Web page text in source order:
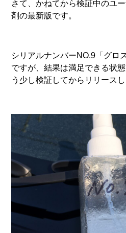
さて、かねてから検証中のユ
剤の最新版です。
シリアルナンバーNO.9「グロ
ですが、結果は満足できる状
う少し検証してからリリースし